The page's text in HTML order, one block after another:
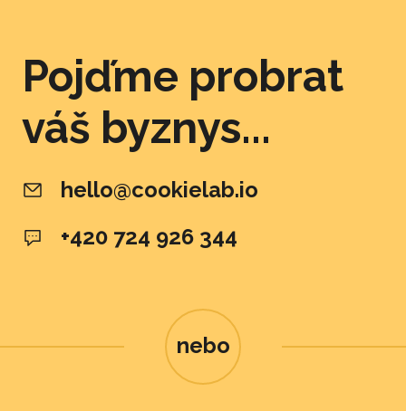
Pojďme probrat
váš byznys...
hello@cookielab.io
+420 724 926 344
nebo